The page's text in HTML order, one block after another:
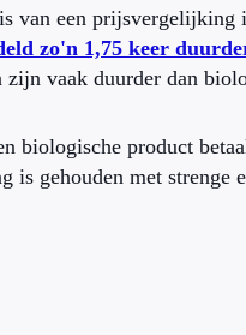
van een prijsvergelijking
zo'n 1,75 keer
zijn vaak duurder dan
biologische product
is gehouden met